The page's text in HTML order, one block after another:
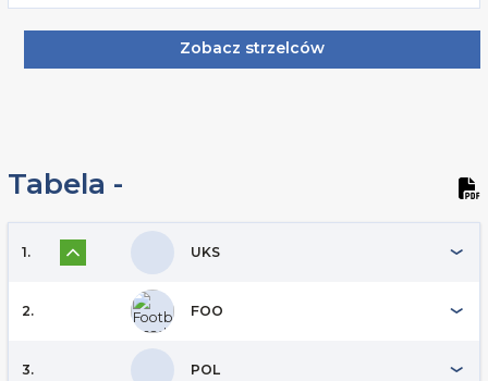
Zobacz strzelców
Tabela -
1. UKS
2. FOO
3. POL